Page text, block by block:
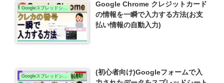
Google Chrome クレジットカード
の情報を一瞬で入力する方法(お支
払い情報の自動入力)
Googleスプレッドシート
(初心者向け)Googleフォームで入